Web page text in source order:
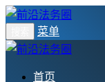
菜单
首页